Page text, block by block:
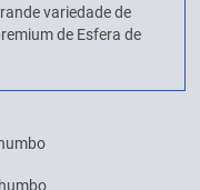
variedade de
de Esfera de